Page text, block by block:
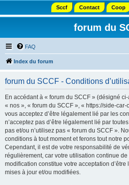
Sccf Contact Coop
forum du
FAQ
Index du forum
forum du SCCF - Conditions
En accédant à « forum du SCCF » (désigné
« nos », « forum du SCCF », « https://side-
vous acceptez d’être légalement lié par les
n’acceptez pas d’être légalement lié par
pas et/ou n’utilisez pas « forum du SCCF ».
conditions à tout moment et ferons tout notre
Cependant, il est de votre responsabilité de
régulièrement, car votre utilisation continue
modification constitue votre acceptation
mises à jour et/ou modifiées.